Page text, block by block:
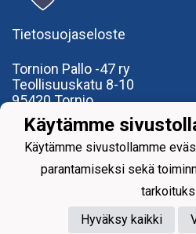
Tietosuojaseloste
Tornion Pallo -47 ry
Teollisuuskatu 8-10
95420 Tornio
+358 40591 9275
office@tp47.com
Powered by
Käytämme
Käytämme sivustollamme
parantamiseksi sekä
Hyväksy kaikki